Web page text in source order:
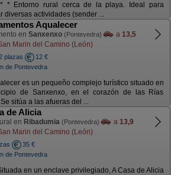
* Entorno rural cerca de la playa. Ideal para
diversas actividades (sender ...
Aqualecer
en Sanxenxo (Pontevedra) a 13,5
Marin del Camino (León)
plazas
12 €
de Pontevedra
es un pequeño complejo turístico situado en
de Sanxenxo, en el corazón de las Rías
sitúa a las afueras del ...
de Alicia
en Ribadumia (Pontevedra) a 13,9
Marin del Camino (León)
35 €
de Pontevedra
en un enclave privilegiado, A Casa de Alicia